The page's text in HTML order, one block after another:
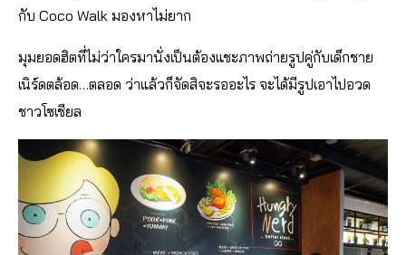
กับ Coco Walk มองหาไม่ยาก
มุมยอดฮิตที่ไม่ว่าใครมานั่งเป็นต้องแชะภาพถ่ายรูปคู่กับเด็กชาย
เนิร์ดตล้อด…ตลอด ว่าแล้วก็จัดสิจะรออะไร จะได้มีรูปเอาไปอวด
ชาวโซเชียล